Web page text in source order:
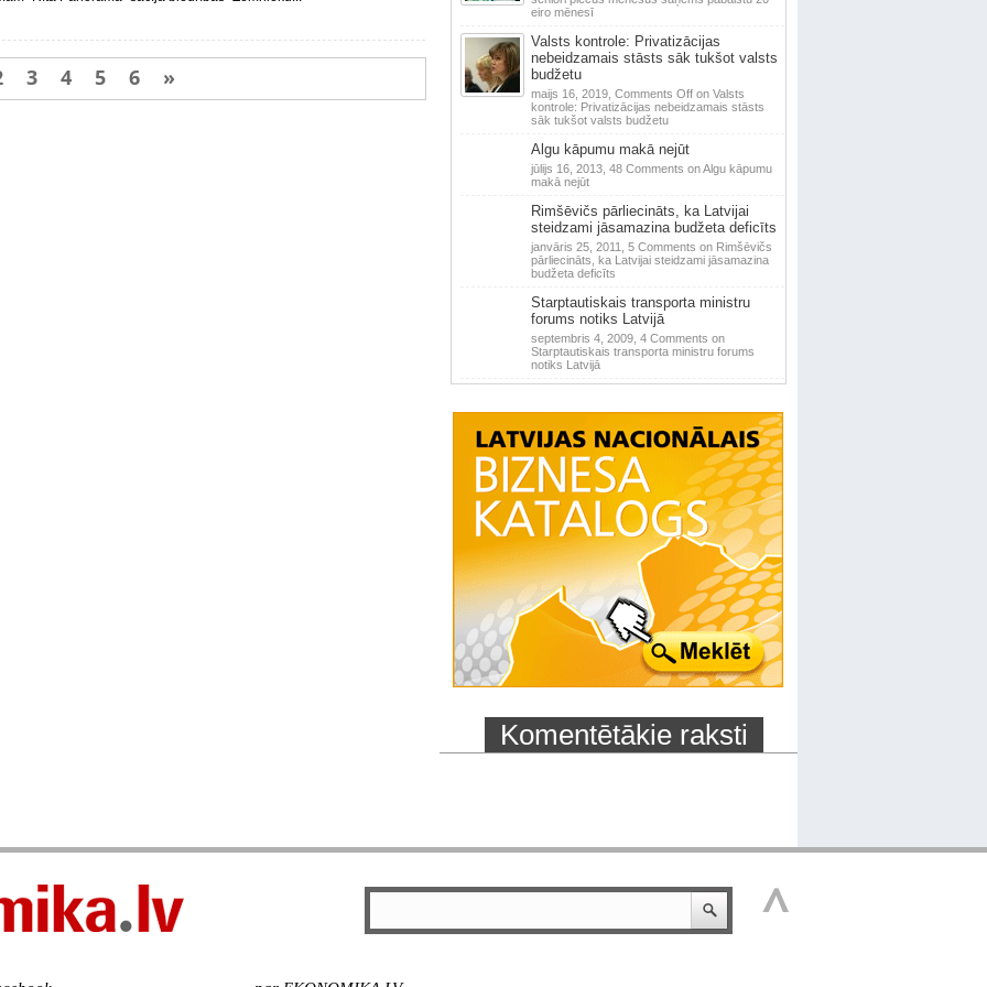
3 4 5 6 »
eiro mēnesī
Valsts kontrole: Privatizācijas
nebeidzamais stāsts sāk tukšot valsts
budžetu
maijs 16, 2019, Comments Offon Valsts
kontrole: Privatizācijas nebeidzamais stāsts
sāk tukšot valsts budžetu
Algu kāpumu makā nejūt
jūlijs 16, 2013, 48 Comments on Algu kāpumu
makā nejūt
Rimšēvičs pārliecināts, ka Latvijai
steidzami jāsamazina budžeta deficīts
janvāris 25, 2011, 5 Comments on Rimšēvičs
pārliecināts, ka Latvijai steidzami jāsamazina
budžeta deficīts
Starptautiskais transporta ministru
forums notiks Latvijā
septembris 4, 2009, 4 Comments on
Starptautiskais transporta ministru forums
notiks Latvijā
Komentētākie raksti